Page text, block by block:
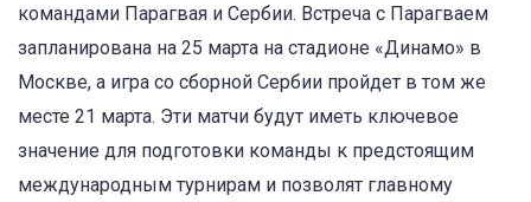
командами Парагвая и Сербии. Встреча с Парагваем
запланирована на 25 марта на стадионе «Динамо» в
Москве, а игра со сборной Сербии пройдет в том же
месте 21 марта. Эти матчи будут иметь ключевое
значение для подготовки команды к предстоящим
международным турнирам и позволят главному